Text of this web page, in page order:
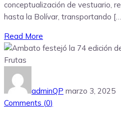
conceptualización de vestuario,
hasta la Bolívar, transportando
Read More
adminQP marzo 3, 2025
Comments (0)